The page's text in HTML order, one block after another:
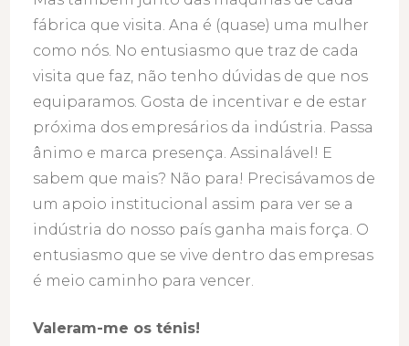
fábrica que visita. Ana é (quase) uma mulher
como nós. No entusiasmo que traz de cada
visita que faz, não tenho dúvidas de que nos
equiparamos. Gosta de incentivar e de estar
próxima dos empresários da indústria. Passa
ânimo e marca presença. Assinalável! E
sabem que mais? Não para! Precisávamos de
um apoio institucional assim para ver se a
indústria do nosso país ganha mais força. O
entusiasmo que se vive dentro das empresas
é meio caminho para vencer.
Valeram-me os ténis!